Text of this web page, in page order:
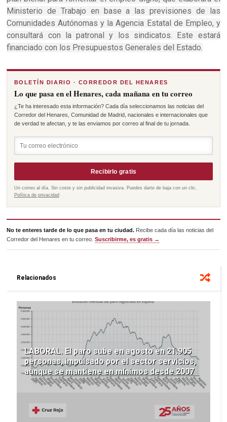
Ministerio de Trabajo en base a las previsiones de las
Comunidades Autónomas y la Agencia Estatal de Empleo, y
consultará con la patronal y los sindicatos. Este estará
financiado con los Presupuestos Generales del Estado.
BOLETÍN DIARIO · CORREDOR DEL HENARES
Lo que pasa en el Henares, cada mañana en tu correo
¿Te ha interesado esta información? Cada día seleccionamos las noticias del
Corredor del Henares, Comunidad de Madrid, nacionales e internacionales que
de verdad te afectan, y te las enviamos por correo al final de tu jornada.
Recibirlo gratis
Un correo al día. Sin coste y sin publicidad invasiva. Puedes darte de baja con un clic.
Política de privacidad
No te enteres tarde de lo que pasa en tu ciudad. Recibe cada día las noticias del
Corredor del Henares en tu correo.Suscribirme, es gratis →
Relacionados
LABORAL. El paro sube en agosto en 21.905
personas, impulsado por el sector servicios,
aunque se mantiene en mínimos desde 2007